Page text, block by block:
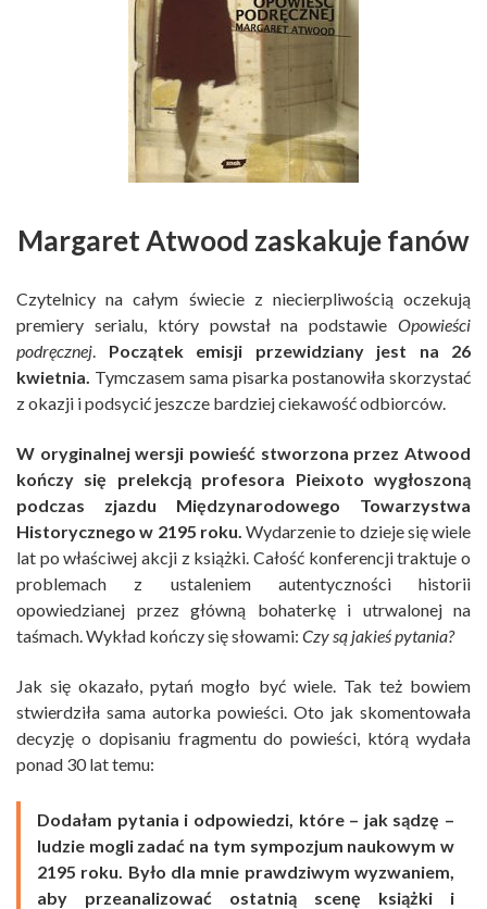
Margaret Atwood zaskakuje fanów
Czytelnicy na całym świecie z niecierpliwością oczekują
premiery serialu, który powstał na podstawie Opowieści
podręcznej
Początek emisji przewidziany jest na 26
kwietnia. Tymczasem sama pisarka postanowiła skorzystać
z okazji i podsycić jeszcze bardziej ciekawość odbiorców.
W oryginalnej wersji powieść stworzona przez Atwood
kończy się prelekcją profesora Pieixoto wygłoszoną
podczas zjazdu Międzynarodowego Towarzystwa
Historycznego w 2195 roku. Wydarzenie to dzieje się wiele
lat po właściwej akcji z książki. Całość konferencji traktuje o
problemach z ustaleniem autentyczności historii
opowiedzianej przez główną bohaterkę i utrwalonej na
taśmach. Wykład kończy się słowami: Czy są jakieś pytania?
Jak się okazało, pytań mogło być wiele. Tak też bowiem
stwierdziła sama autorka powieści. Oto jak skomentowała
decyzję o dopisaniu fragmentu do powieści, którą wydała
ponad 30 lat temu:
Dodałam pytania i odpowiedzi, które – jak sądzę –
ludzie mogli zadać na tym sympozjum naukowym w
2195 roku. Było dla mnie prawdziwym wyzwaniem,
aby przeanalizować ostatnią scenę książki i